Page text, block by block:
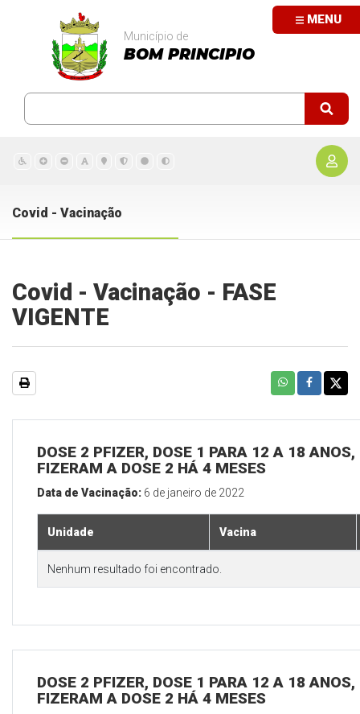
MENU
Município de
BOM PRINCIPIO
Covid - Vacinação
Covid - Vacinação - FASE
VIGENTE
DOSE 2 PFIZER, DOSE 1 PARA 12 A 18
FIZERAM A DOSE 2 HÁ 4 MESES
Data de Vacinação: 6 de janeiro de 2022
Unidade Vacina
Nenhum resultado foi encontrado.
DOSE 2 PFIZER, DOSE 1 PARA 12 A 18
FIZERAM A DOSE 2 HÁ 4 MESES